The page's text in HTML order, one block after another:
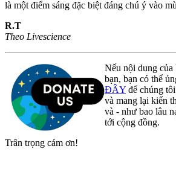
là một điểm sáng đặc biệt đáng chú ý vào
R.T
Theo Livescience
Nếu nội dung
bạn, bạn có thể
ĐÂY để chúng
và mang lại kiến
và - như bao lâu
tới cộng đồng.
Trân trọng cám ơn!